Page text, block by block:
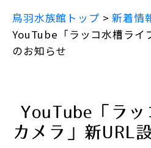
鳥羽水族館トップ >新着情
YouTube「ラッコ水槽ライ
のお知らせ
YouTube「ラッ
カメラ」新URL